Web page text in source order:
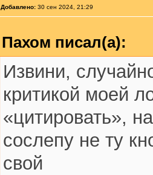
Добавлено: 30 сен 2024, 21:29
Пахом писал(а):
Извини,
критикой моей
«цитировать»,
сослепу не ту
свой